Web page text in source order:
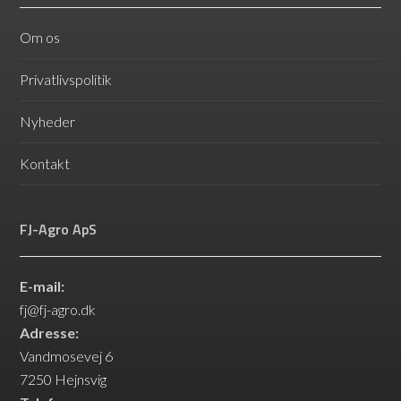
Om os
Privatlivspolitik
Nyheder
Kontakt
FJ-Agro ApS
E-mail:
fj@fj-agro.dk
Adresse:
Vandmosevej 6
7250 Hejnsvig